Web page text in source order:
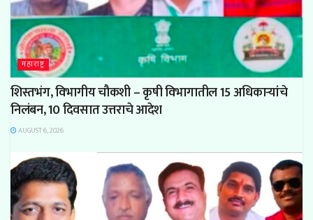
महाराष्ट्र
शिस्तभंग, विभागीय चौकशी – कृषी विभागातील 15 अधिकाऱ्यांचे
निलंबन, 10 दिवसात उत्तराचे आदेश
AUGUST 6, 2026